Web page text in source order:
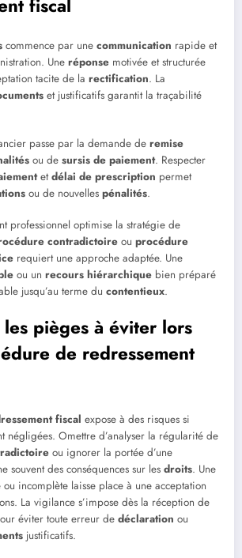
fiscal
commence par une communication rapide et
Une réponse motivée et structurée
tacite de la rectification. La
et justificatifs garantit la traçabilité
passe par la demande de remise
ou de sursis de paiement. Respecter
etdélai de prescription permet
ou de nouvelles pénalités.
professionnel optimise la stratégie de
contradictoire ou procédure
requiert une approche adaptée. Une
ou un recours hiérarchique bien préparé
jusqu’au terme du contentieux.
pièges à éviter lors
de redressement
fiscal expose à des risques si
négligées. Omettre d’analyser la régularité de
ou ignorer la portée d’une
souvent des conséquences sur les droits. Une
incomplète laisse place à une acceptation
La vigilance s’impose dès la réception de
éviter toute erreur de déclaration ou
justificatifs.